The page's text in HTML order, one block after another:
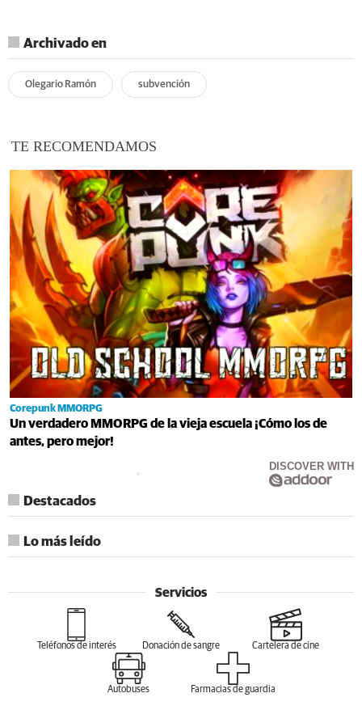
Archivado en
Olegario Ramón subvención
TE RECOMENDAMOS
Corepunk MMORPG
Un verdadero MMORPG de la vieja escuela ¡Cómo los de
antes, pero mejor!
DISCOVER WITH
Destacados
Lo más leído
Servicios
Teléfonos de interés Donación de sangre Cartelera de cine
Autobuses Farmacias de guardia